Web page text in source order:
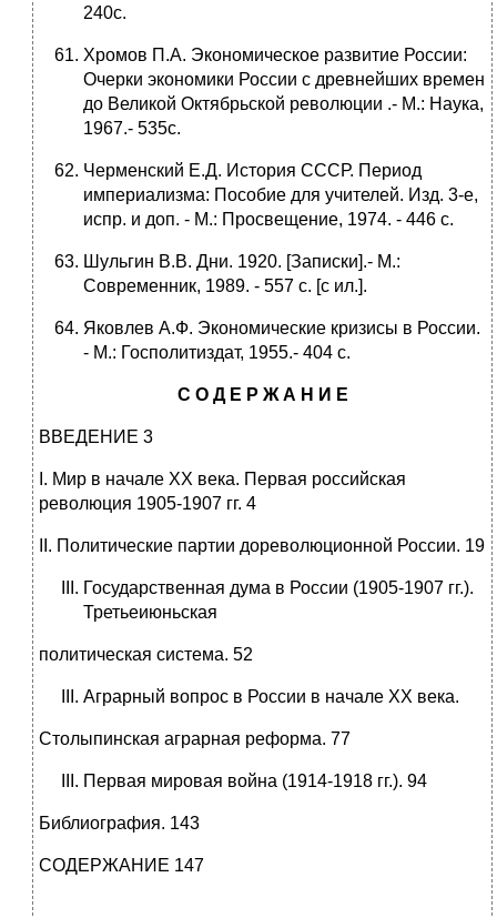
240с.
Хромов П.А. Экономическое развитие России:
Очерки экономики России с древнейших времен
до Великой Октябрьской революции .- М.: Наука,
1967.- 535с.
Черменский Е.Д. История СССР. Период
империализма: Пособие для учителей. Изд. 3-е,
испр. и доп. - М.: Просвещение, 1974. - 446 с.
Шульгин В.В. Дни. 1920. [Записки].- М.:
Современник, 1989. - 557 с. [c ил.].
Яковлев А.Ф. Экономические кризисы в России.
- М.: Госполитиздат, 1955.- 404 с.
С О Д Е Р Ж А Н И Е
ВВЕДЕНИЕ 3
I. Мир в начале ХХ века. Первая российская
революция 1905-1907 гг. 4
II. Политические партии дореволюционной России. 19
Государственная дума в России (1905-1907 гг.).
Третьеиюньская
политическая система. 52
Аграрный вопрос в России в начале ХХ века.
Столыпинская аграрная реформа. 77
Первая мировая война (1914-1918 гг.). 94
Библиография. 143
СОДЕРЖАНИЕ 147